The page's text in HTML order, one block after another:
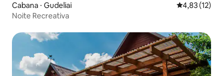
Cabana ⋅ Gudeliai 4,83 de uma
4,83 (12)
Noite Recreativa